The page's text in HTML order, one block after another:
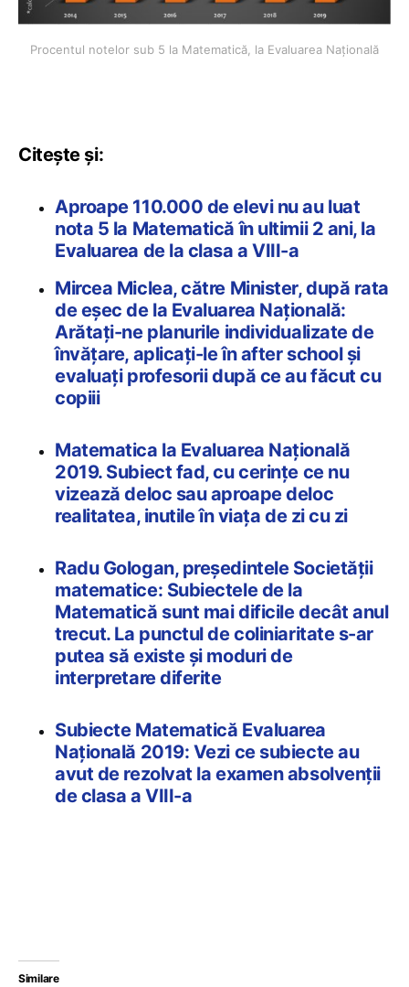
Procentul notelor sub 5 la Matematică, la Evaluarea Națională
Citește și:
Aproape 110.000 de elevi nu au luat
nota 5 la Matematică în ultimii 2 ani, la
Evaluarea de la clasa a VIII-a
Mircea Miclea, către Minister, după rata
de eșec de la Evaluarea Națională:
Arătați-ne planurile individualizate de
învățare, aplicați-le în after school și
evaluați profesorii după ce au făcut cu
copiii
Matematica la Evaluarea Națională
2019. Subiect fad, cu cerințe ce nu
vizează deloc sau aproape deloc
realitatea, inutile în viața de zi cu zi
Radu Gologan, președintele Societății
matematice: Subiectele de la
Matematică sunt mai dificile decât anul
trecut. La punctul de coliniaritate s-ar
putea să existe și moduri de
interpretare diferite
Subiecte Matematică Evaluarea
Națională 2019: Vezi ce subiecte au
avut de rezolvat la examen absolvenții
de clasa a VIII-a
Similare